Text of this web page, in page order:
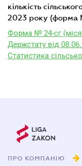
кількість
2023 року (форма
Форма № 24-сг
Держстату від
Статистика
ПРО КОМПАНІЮ